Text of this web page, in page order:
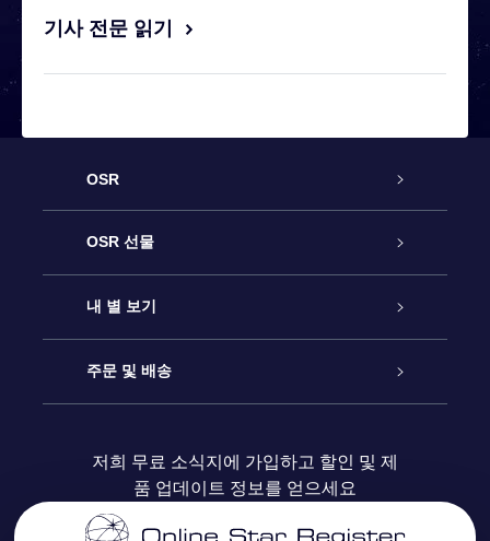
기사 전문 읽기
OSR
고객 서비스
연락처
블로그
OSR 선물
온라인 별 선물
OSR 선물 팩
OSR 상품권
내 별 보기
Star Register
맞춤 별 페이지
주문 및 배송
결제 정보
저희 무료 소식지에 가입하고 할인 및 제
품 업데이트 정보를 얻으세요